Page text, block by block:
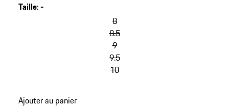
Taille:-
8
8.5
9
9.5
10
Ajouter au panier